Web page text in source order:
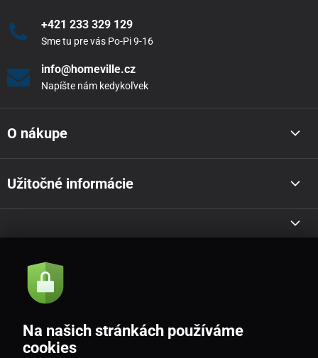
+421 233 329 129
Sme tu pre vás Po-Pi 9-16
info@homeville.cz
Napíšte nám kedykoľvek
O nákupe
Užitočné informácie
Akcie a novinky e-mailom
Souhlasím sezásadami zpracování osobních údajů
Na našich stránkách používáme
cookies